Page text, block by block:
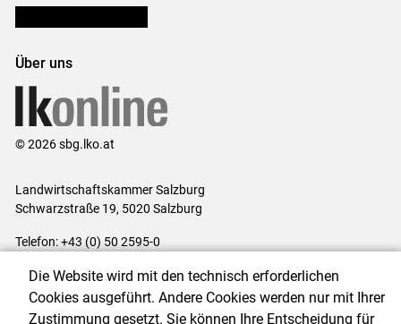
Über uns
© 2026 sbg.lko.at
Landwirtschaftskammer Salzburg
Schwarzstraße 19, 5020 Salzburg
Telefon: +43 (0) 50 2595-0
Impressum|Kontakt|Datenschutzerklärung|Barrierefreiheit|
Cookie-Einstellungen
Die Website wird mit den technisch erforderlichen
Cookies ausgeführt. Andere Cookies werden nur mit Ihrer
Zustimmung gesetzt. Sie können Ihre Entscheidung für